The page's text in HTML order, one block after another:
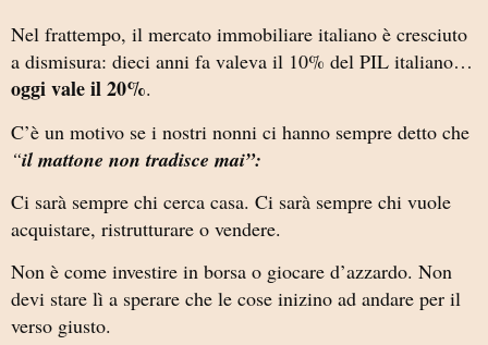
Nel frattempo, il mercato immobiliare italiano è cresciuto
a dismisura: dieci anni fa valeva il 10% del PIL italiano…
oggi vale il 20%.
C’è un motivo se i nostri nonni ci hanno sempre detto che
“il mattone non tradisce mai”:
Ci sarà sempre chi cerca casa. Ci sarà sempre chi vuole
acquistare, ristrutturare o vendere.
Non è come investire in borsa o giocare d’azzardo. Non
devi stare lì a sperare che le cose inizino ad andare per il
verso giusto.